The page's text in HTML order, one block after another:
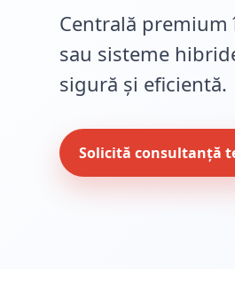
Centrală
sau sisteme
sigură și eficientă.
Solicită consultanță